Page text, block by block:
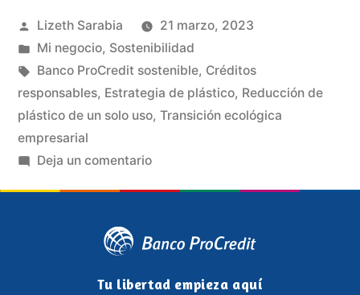
Lizeth Sarabia
21 marzo, 2023
Mi negocio, Sostenibilidad
Banco ProCredit sostenible, Créditos
responsables, Estrategia de plástico, Reducción de
plástico de un solo uso, Transición ecológica
empresarial
Deja un comentario
Tu libertad empieza aquí